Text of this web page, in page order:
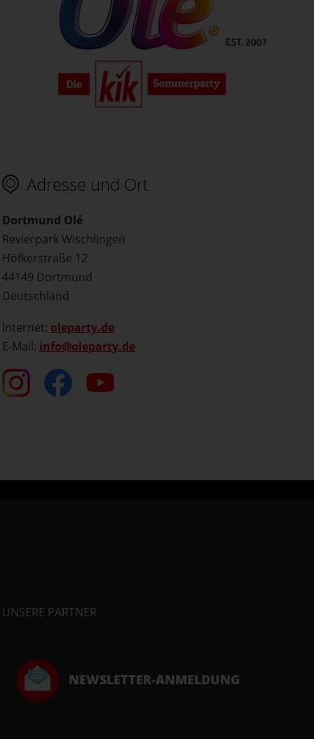
Adresse und Ort
Dortmund Olé
Revierpark Wischlingen
Höfkerstraße 12
44149 Dortmund
Deutschland
Internet: oleparty.de
E-Mail: info@oleparty.de
UNSERE PARTNER
NEWSLETTER-ANMELDUNG